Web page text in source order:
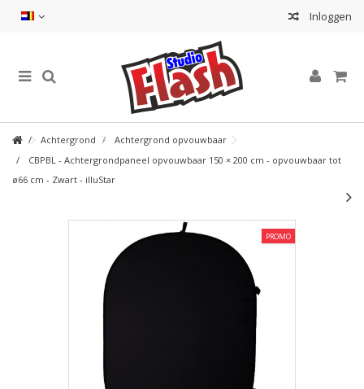
Inloggen
Achtergrond
Achtergrond opvouwbaar
CBPBL - Achtergrondpaneel opvouwbaar 150 × 200 cm - opvouwbaar tot
ø66 cm - Zwart - illuStar
PROMO